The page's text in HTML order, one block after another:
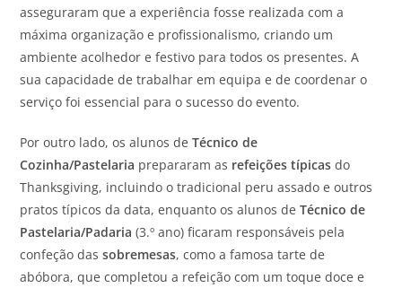
asseguraram que a experiência fosse realizada com a
máxima organização e profissionalismo, criando um
ambiente acolhedor e festivo para todos os presentes. A
sua capacidade de trabalhar em equipa e de coordenar o
serviço foi essencial para o sucesso do evento.
Por outro lado, os alunos deTécnico de
Cozinha/Pastelaria prepararam as refeições típicas do
Thanksgiving, incluindo o tradicional peru assado e outros
pratos típicos da data, enquanto os alunos deTécnico de
Pastelaria/Padaria (3.º ano) ficaram responsáveis pela
confeção dassobremesas, como a famosa tarte de
abóbora, que completou a refeição com um toque doce e